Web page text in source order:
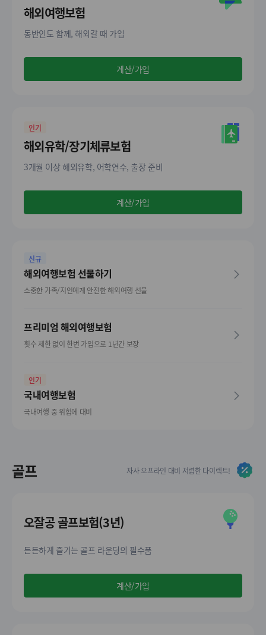
해외여행보험
동반인도 함께, 해외갈 때 가입
계산/가입
인기
해외유학/장기체류보험
3개월 이상 해외유학, 어학연수, 출장 준비
계산/가입
신규
해외여행보험 선물하기
소중한 가족/지인에게 안전한 해외여행 선물
프리미엄 해외여행보험
횟수 제한 없이 한번 가입으로 1년간 보장
인기
국내여행보험
국내여행 중 위험에 대비
골프 자사 오프라인 대비 저렴한 다이렉트!
오잘공 골프보험(3년)
든든하게 즐기는 골프 라운딩의 필수품
계산/가입